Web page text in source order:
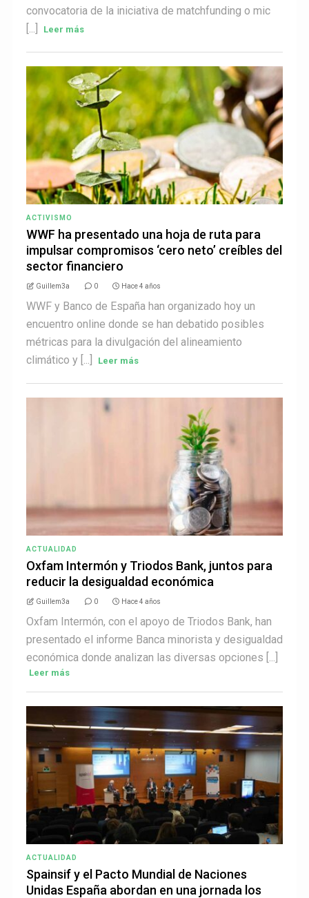
convocatoria de la iniciativa de matchfunding o mic
[...]
Leer más
ACTIVISMO
WWF ha presentado una hoja de ruta para
impulsar compromisos ‘cero neto’ creíbles del
sector financiero
Guillem3a 0 Hace 4 años
WWF y Banco de España han organizado hoy un
encuentro online donde se han debatido posibles
métricas para la divulgación del alineamiento
climático y [...]
Leer más
ACTUALIDAD
Oxfam Intermón y Triodos Bank, juntos para
reducir la desigualdad económica
Guillem3a 0 Hace 4 años
Oxfam Intermón, con el apoyo de Triodos Bank, han
presentado el informe Banca minorista y desigualdad
económica donde analizan las diversas opciones [...]
Leer más
ACTUALIDAD
Spainsif y el Pacto Mundial de Naciones
Unidas España abordan en una jornada los